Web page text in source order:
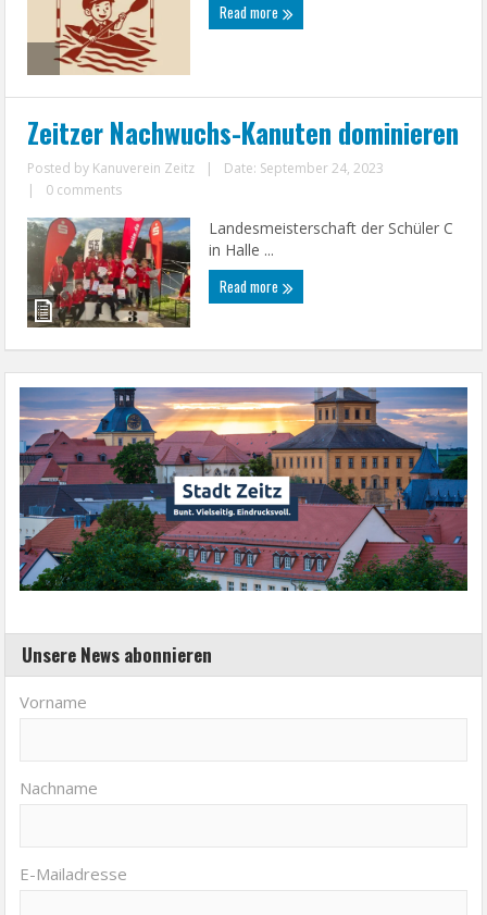
Read more
Zeitzer Nachwuchs-Kanuten dominieren
Posted by Kanuverein Zeitz |
Date: September 24, 2023
|
0 comments
Landesmeisterschaft der Schüler C
in Halle ...
Read more
Unsere News abonnieren
Vorname
Nachname
E-Mailadresse